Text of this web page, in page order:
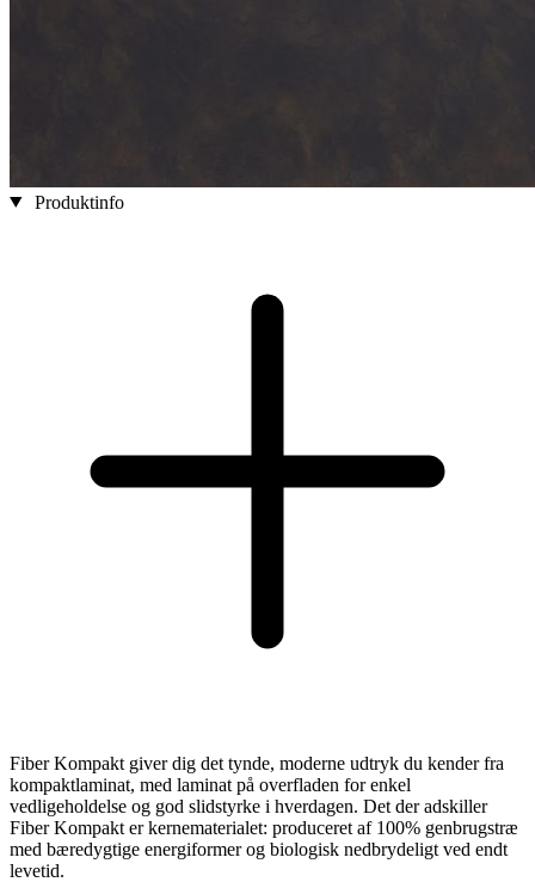
Produktinfo
Fiber Kompakt giver dig det tynde, moderne udtryk du kender fra
kompaktlaminat, med laminat på overfladen for enkel
vedligeholdelse og god slidstyrke i hverdagen. Det der adskiller
Fiber Kompakt er kernematerialet: produceret af 100% genbrugstræ
med bæredygtige energiformer og biologisk nedbrydeligt ved endt
levetid.